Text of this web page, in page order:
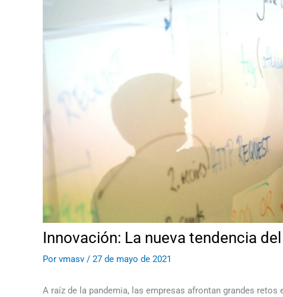
Innovación: La nueva tendencia
Por vmasv / 27 de mayo de 2021
A raíz de la pandemia, las empresas afrontan grandes